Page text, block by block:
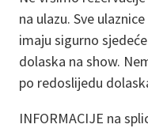
na ulazu. Sve
imaju sigurno
dolaska na show.
po redoslijedu
INFORMACIJE na